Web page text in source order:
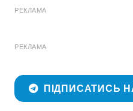
РЕКЛАМА
РЕКЛАМА
ПІДПИСАТИСЬ